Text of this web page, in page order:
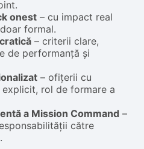
onest – cu impact real
formal.
– criterii clare,
de performanță și
– ofițerii cu
rol de formare a
a Mission Command –
către